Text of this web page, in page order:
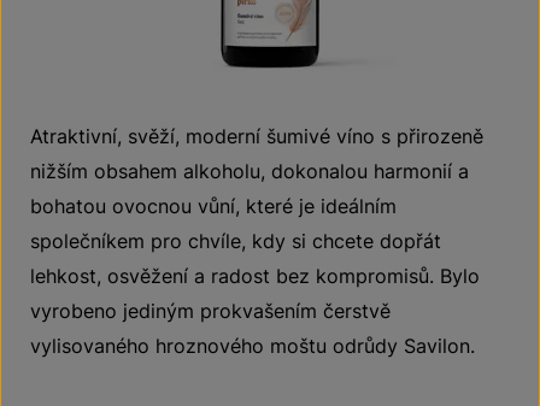
Atraktivní, svěží, moderní šumivé víno s přirozeně
nižším obsahem alkoholu, dokonalou harmonií a
bohatou ovocnou vůní, které je ideálním
společníkem pro chvíle, kdy si chcete dopřát
lehkost, osvěžení a radost bez kompromisů. Bylo
vyrobeno jediným prokvašením čerstvě
vylisovaného hroznového moštu odrůdy Savilon.